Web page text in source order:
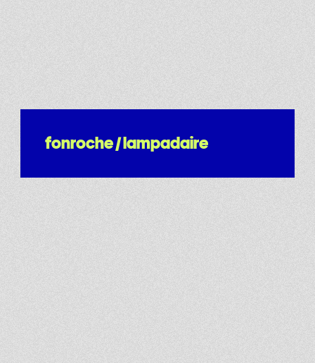
fonroche / lampadaire